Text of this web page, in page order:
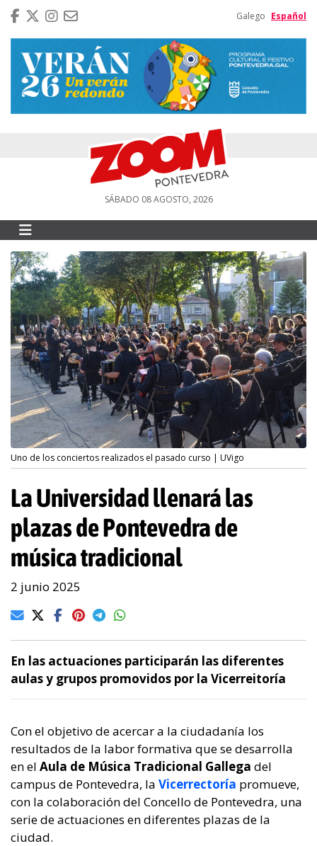
Galego Español
SÁBADO 08 AGOSTO, 2026
Uno de los conciertos realizados el pasado curso | UVigo
La Universidad llenará las
plazas de Pontevedra de
música tradicional
2 junio 2025
En las actuaciones participarán las diferentes
aulas y grupos promovidos por la Vicerreitoría
Con el objetivo de acercar a la ciudadanía los
resultados de la labor formativa que se desarrolla
en el Aula de Música Tradicional Gallega del
campus de Pontevedra, la Vicerrectoría promueve,
con la colaboración del Concello de Pontevedra, una
serie de actuaciones en diferentes plazas de la
ciudad.